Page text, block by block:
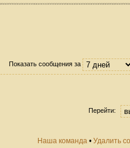
Показать сообщения за
Перейти:
Наша команда • Удалить